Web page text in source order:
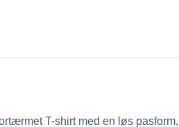
T-shirt med en løs